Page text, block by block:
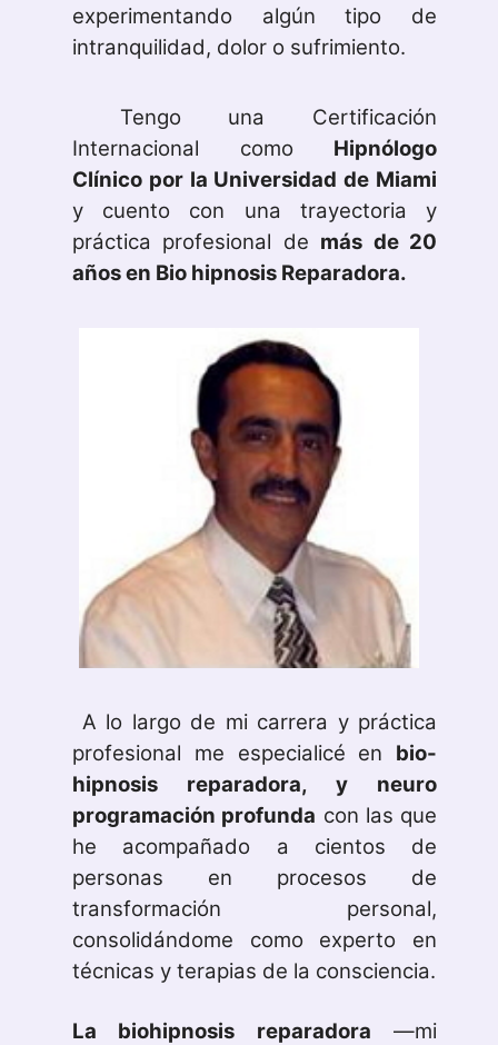
experimentando algún tipo de
intranquilidad, dolor o sufrimiento.
Tengo una Certificación
Internacional como Hipnólogo
Clínico por la Universidad de Miami
y cuento con una trayectoria y
práctica profesional de más de 20
años en Bio hipnosis Reparadora.
A lo largo de mi carrera y práctica
profesional me especialicé en bio-
hipnosis reparadora, y neuro
programación profunda con las que
he acompañado a cientos de
personas en procesos de
transformación personal,
consolidándome como experto en
técnicas y terapias de la consciencia.
La biohipnosis reparadora —mi